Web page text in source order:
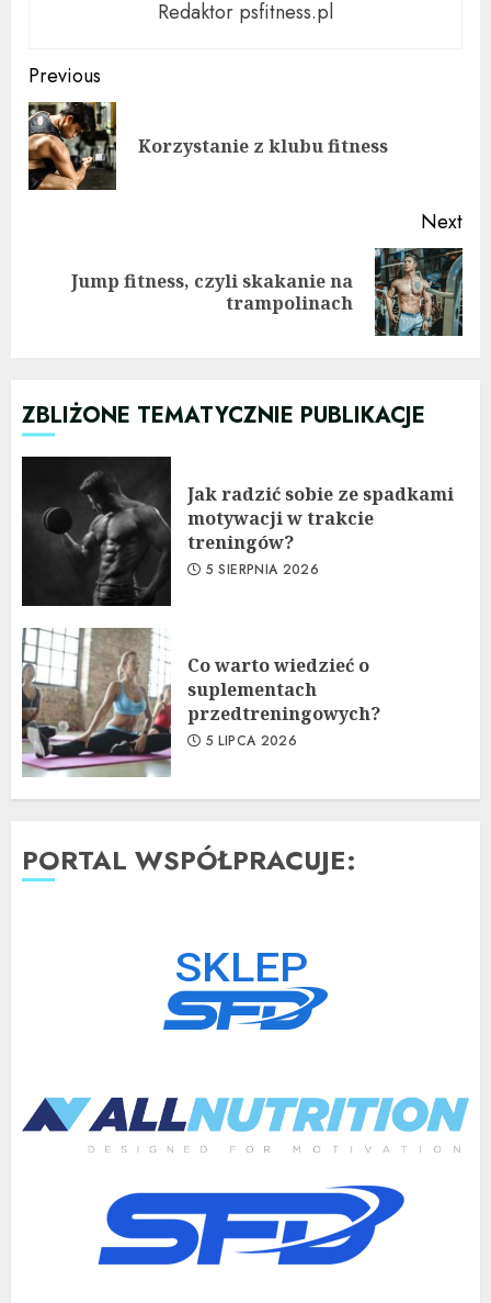
Redaktor psfitness.pl
Continue
Reading
Previous
Korzystanie z klubu fitness
Next
NextJump fitness, czyli skakanie na
trampolinach
ZBLIŻONE TEMATYCZNIE PUBLIKACJE
Jak radzić sobie ze spadkami
motywacji w trakcie
treningów?
5 SIERPNIA 2026
Co warto wiedzieć o
suplementach
przedtreningowych?
5 LIPCA 2026
PORTAL WSPÓŁPRACUJE: